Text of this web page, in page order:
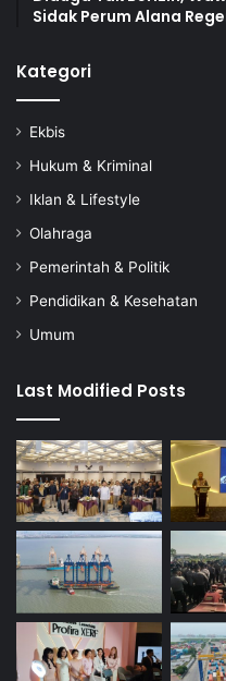
Sidak Perum Alana
Kategori
Ekbis
Hukum & Kriminal
Iklan & Lifestyle
Olahraga
Pemerintah & Politik
Pendidikan & Kesehatan
Umum
Last Modified Posts